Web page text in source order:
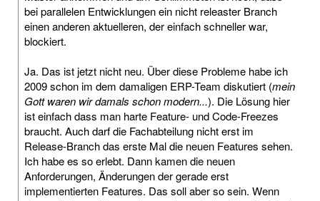
bei parallelen Entwicklungen ein nicht releaster Branch
einen anderen aktuelleren, der einfach schneller war,
blockiert.
Ja. Das ist jetzt nicht neu. Über diese Probleme habe ich
2009 schon im dem damaligen ERP-Team diskutiert (mein
Gott waren wir damals schon modern...). Die Lösung hier
ist einfach dass man harte Feature- und Code-Freezes
braucht. Auch darf die Fachabteilung nicht erst im
Release-Branch das erste Mal die neuen Features sehen.
Ich habe es so erlebt. Dann kamen die neuen
Anforderungen, Änderungen der gerade erst
implementierten Features. Das soll aber so sein. Wenn